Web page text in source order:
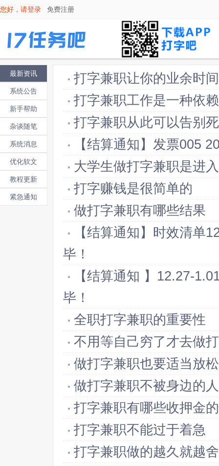
您好，请登录 免费注册
最新资讯
系统公告
新手帮助
杂谈随笔
系统消息
优化软文
教程更新
紧急通知
打字兼职让你的业余时
打字兼职工作是一种依赖
打字兼职从此可以告别
【结算通知】发票005
大学生做打字兼职是进
打字赚钱是很简单的
做打字兼职有哪些结果
【结算通知】时效清单
毕！
【结算通知 】12.27-
毕！
全职打字兼职的重要性
不用等自己穷了才去做
做打字兼职也要适当放
做打字兼职不被身边的
打字兼职有哪些收押金
打字兼职不能过于着急
打字兼职做的越久就越